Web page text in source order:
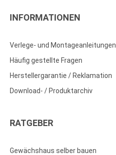
INFORMATIONEN
Verlege- und Montageanleitungen
Häufig gestellte Fragen
Herstellergarantie / Reklamation
Download- / Produktarchiv
RATGEBER
Gewächshaus selber bauen